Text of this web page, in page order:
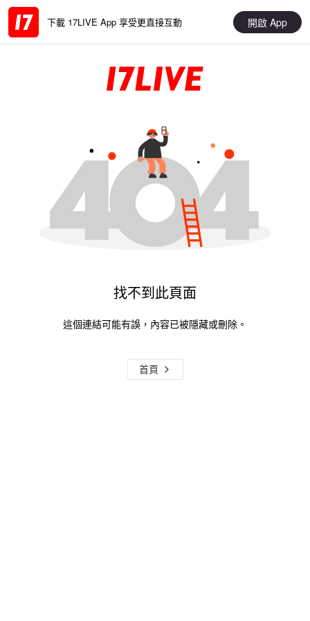
下載 17LIVE App 享受更直接互動 開啟 App
找不到此頁面
這個連結可能有誤，內容已被隱藏或刪除。
首頁